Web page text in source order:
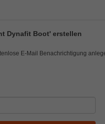
Dynafit Boot' erstellen
E-Mail Benachrichtigung